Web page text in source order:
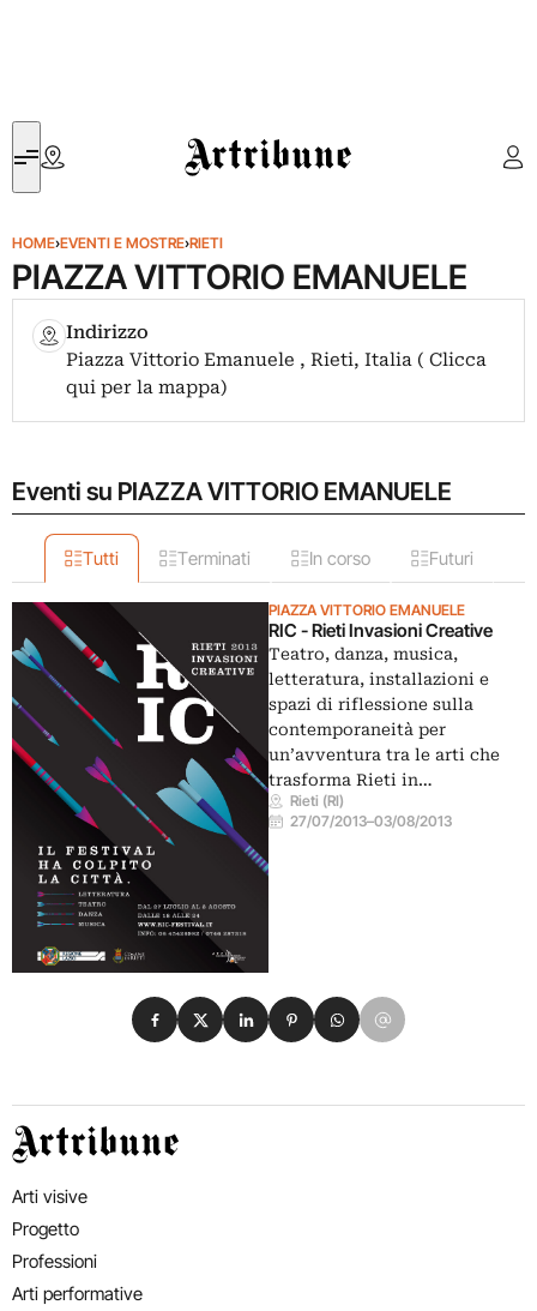
Artribune
HOME›EVENTI E MOSTRE›RIETI
PIAZZA VITTORIO EMANUELE
Indirizzo
Piazza Vittorio Emanuele , Rieti, Italia ( Clicca
qui per la mappa)
Eventi su PIAZZA VITTORIO EMANUELE
Tutti Terminati In corso Futuri
PIAZZA VITTORIO EMANUELE
RIC - Rieti Invasioni Creative
Teatro, danza, musica,
letteratura, installazioni e
spazi di riflessione sulla
contemporaneità per
un’avventura tra le arti che
trasforma Rieti in…
Rieti (RI)
27/07/2013–03/08/2013
Condividi su Facebook
Condividi su X
Condividi su LinkedIn
Condividi su Pinterest
Condividi su WhatsApp
Condividi su Email
Artribune
Arti visive
Progetto
Professioni
Arti performative